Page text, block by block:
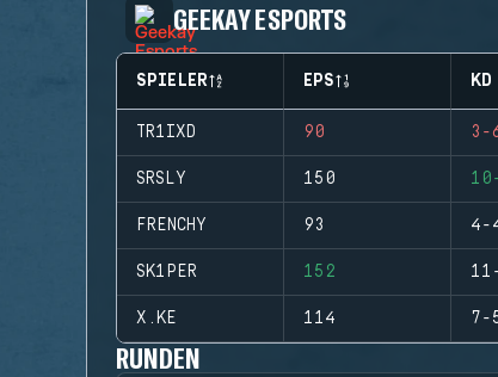
GEEKAY ESPORTS
SPIELER EPS
TR1IXD 90 3-
SRSLY 150
FRENCHY 93 4-
SK1PER 152
X.KE 114 7-
RUNDEN